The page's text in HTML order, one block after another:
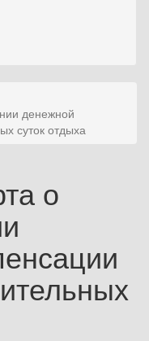
денежной
суток отдыха
о